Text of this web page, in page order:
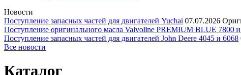
Новости
Поступление запасных частей для двигателей Yuchai 07.07.2026
Поступление оригинального масла Valvoline PREMIUM BLUE
Поступление запасных частей для двигателей John Deere 4045 и 6068
Все новости
Каталог